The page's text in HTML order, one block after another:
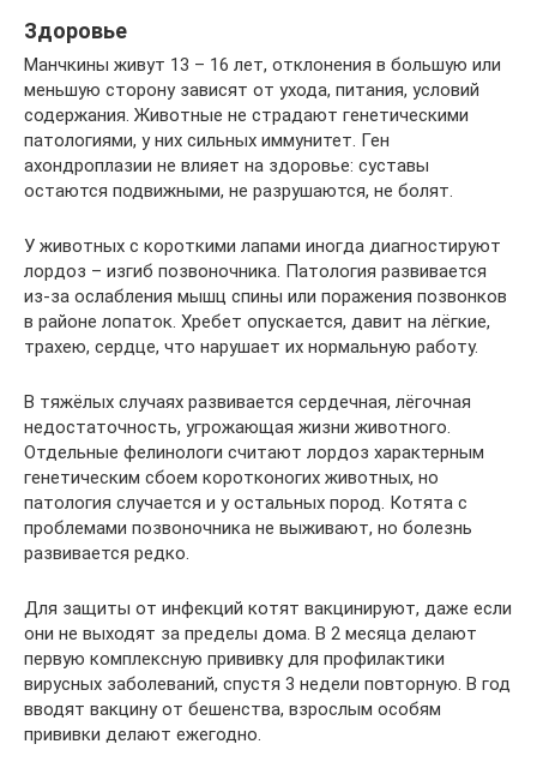
Здоровье
Манчкины живут 13 – 16 лет, отклонения в большую или
меньшую сторону зависят от ухода, питания, условий
содержания. Животные не страдают генетическими
патологиями, у них сильных иммунитет. Ген
ахондроплазии не влияет на здоровье: суставы
остаются подвижными, не разрушаются, не болят.
У животных с короткими лапами иногда диагностируют
лордоз – изгиб позвоночника. Патология развивается
из-за ослабления мышц спины или поражения позвонков
в районе лопаток. Хребет опускается, давит на лёгкие,
трахею, сердце, что нарушает их нормальную работу.
В тяжёлых случаях развивается сердечная, лёгочная
недостаточность, угрожающая жизни животного.
Отдельные фелинологи считают лордоз характерным
генетическим сбоем коротконогих животных, но
патология случается и у остальных пород. Котята с
проблемами позвоночника не выживают, но болезнь
развивается редко.
Для защиты от инфекций котят вакцинируют, даже если
они не выходят за пределы дома. В 2 месяца делают
первую комплексную прививку для профилактики
вирусных заболеваний, спустя 3 недели повторную. В год
вводят вакцину от бешенства, взрослым особям
прививки делают ежегодно.